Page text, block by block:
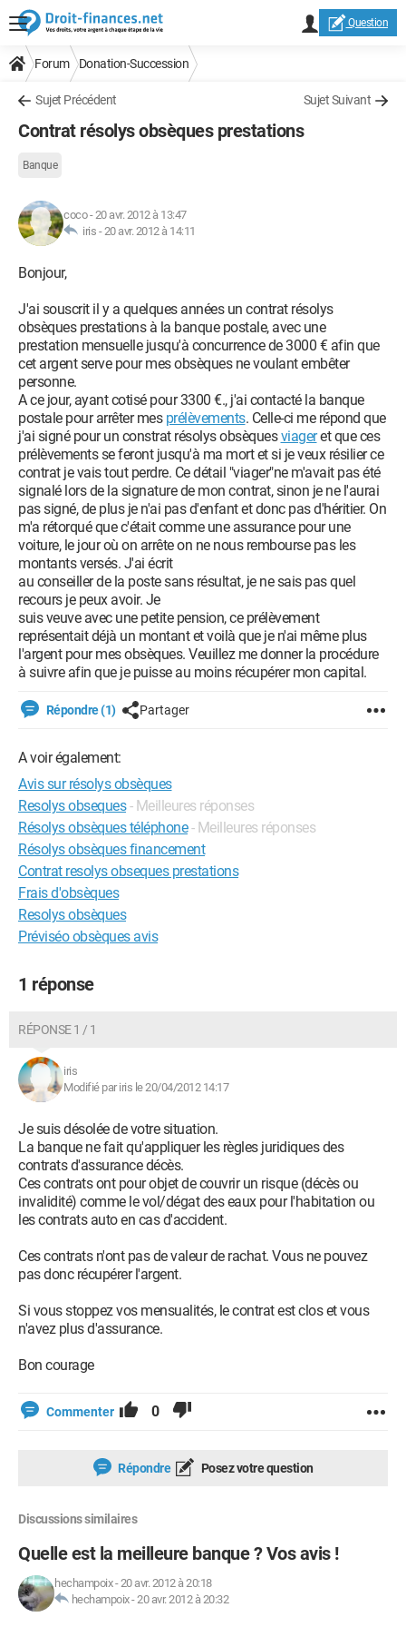
Question
Forum Donation-Succession
Sujet Précédent Sujet Suivant
Contrat résolys obsèques prestations
Banque
coco-20 avr. 2012 à 13:47
iris -20 avr. 2012 à 14:11
Bonjour,
J'ai souscrit il y a quelques années un contrat résolys
obsèques prestations à la banque postale, avec une
prestation mensuelle jusqu'à concurrence de 3000 € afin que
cet argent serve pour mes obsèques ne voulant embêter
personne.
A ce jour, ayant cotisé pour 3300 €., j'ai contacté la banque
postale pour arrêter mes prélèvements. Celle-ci me répond que
j'ai signé pour un constrat résolys obsèquesviageret que ces
prélèvements se feront jusqu'à ma mort et si je veux résilier ce
contrat je vais tout perdre. Ce détail "viager"ne m'avait pas été
signalé lors de la signature de mon contrat, sinon je ne l'aurai
pas signé, de plus je n'ai pas d'enfant et donc pas d'héritier. On
m'a rétorqué que c'était comme une assurance pour une
voiture, le jour où on arrête on ne nous rembourse pas les
montants versés. J'ai écrit
au conseiller de la poste sans résultat, je ne sais pas quel
recours je peux avoir. Je
suis veuve avec une petite pension, ce prélèvement
représentait déjà un montant et voilà que je n'ai même plus
l'argent pour mes obsèques. Veuillez me donner la procédure
à suivre afin que je puisse au moins récupérer mon capital.
Répondre (1) Partager
A voir également:
Avis sur résolys obsèques
Resolys obseques - Meilleures réponses
Résolys obsèques téléphone - Meilleures réponses
Résolys obsèques financement
Contrat resolys obseques prestations
Frais d'obsèques
Resolys obsèques
Préviséo obsèques avis
1 réponse
RÉPONSE 1 / 1
iris
Modifié par iris le 20/04/2012 14:17
Je suis désolée de votre situation.
La banque ne fait qu'appliquer les règles juridiques des
contrats d'assurance décès.
Ces contrats ont pour objet de couvrir un risque (décès ou
invalidité) comme le vol/dégat des eaux pour l'habitation ou
les contrats auto en cas d'accident.
Ces contrats n'ont pas de valeur de rachat. Vous ne pouvez
pas donc récupérer l'argent.
Si vous stoppez vos mensualités, le contrat est clos et vous
n'avez plus d'assurance.
Bon courage
Commenter 0
Répondre Posez votre question
Discussions similaires
Quelle est la meilleure banque ? Vos avis !
hechampoix-20 avr. 2012 à 20:18
hechampoix-20 avr. 2012 à 20:32